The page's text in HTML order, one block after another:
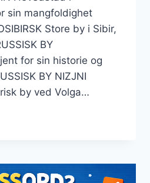
sin mangfoldighet
Store by i Sibir,
BY
for sin historie og
BY NIZJNI
by ved Volga…